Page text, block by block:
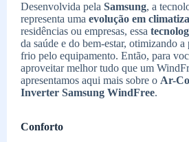
Desenvolvida pela Samsung, a
representa uma evolução em
residências ou empresas, essa
da saúde e do bem-estar, otimizando a
frio pelo equipamento. Então, para
aproveitar melhor tudo que um
apresentamos aqui mais sobre o Ar-
Inverter Samsung WindFree.
Conforto